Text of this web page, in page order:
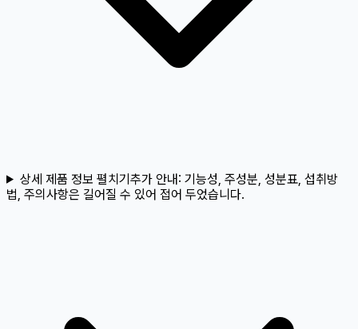
상세 제품 정보 펼치기추가 안내: 기능성, 주성분, 성분표, 섭취방
법, 주의사항은 길어질 수 있어 접어 두었습니다.